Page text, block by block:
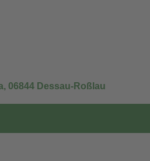
06844 Dessau-Roßlau